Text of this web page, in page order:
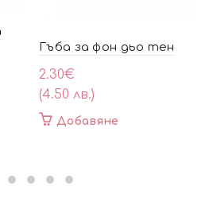
Гъба за фон дьо тен
2.30€
(4.50 лв.)
Добавяне